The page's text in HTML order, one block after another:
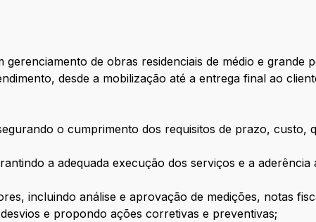
de obras residenciais de médio e grande
desde a mobilização até a entrega final ao
o cumprimento dos requisitos de prazo, custo,
a adequada execução dos serviços e a aderência
incluindo análise e aprovação de medições, notas
e propondo ações corretivas e preventivas;